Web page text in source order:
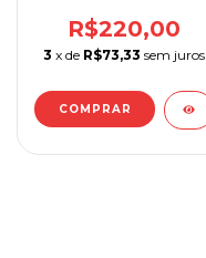
R$220,00
3 x de R$73,33 sem juros